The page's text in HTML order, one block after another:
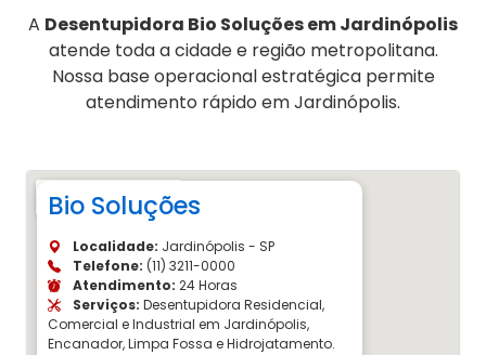
A Desentupidora Bio Soluções em Jardinópolis
atende toda a cidade e região metropolitana.
Nossa base operacional estratégica permite
atendimento rápido em Jardinópolis.
Bio Soluções
Localidade: Jardinópolis - SP
Telefone: (11) 3211-0000
Atendimento: 24 Horas
Serviços: Desentupidora Residencial,
Comercial e Industrial em Jardinópolis,
Encanador, Limpa Fossa e Hidrojatamento.